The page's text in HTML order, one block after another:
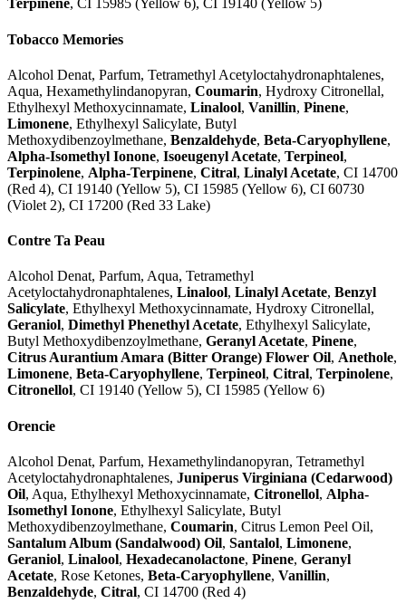
Terpinene, CI 15985 (Yellow 6), CI 19140 (Yellow 5)
Tobacco Memories
Alcohol Denat, Parfum, Tetramethyl Acetyloctahydronaphtalenes,
Aqua, Hexamethylindanopyran, Coumarin, Hydroxy Citronellal,
Ethylhexyl Methoxycinnamate, Linalool, Vanillin, Pinene,
Limonene, Ethylhexyl Salicylate, Butyl
Methoxydibenzoylmethane, Benzaldehyde, Beta-Caryophyllene,
Alpha-Isomethyl Ionone, Isoeugenyl Acetate, Terpineol,
Terpinolene, Alpha-Terpinene, Citral, Linalyl Acetate, CI 14700
(Red 4), CI 19140 (Yellow 5), CI 15985 (Yellow 6), CI 60730
(Violet 2), CI 17200 (Red 33 Lake)
Contre Ta Peau
Alcohol Denat, Parfum, Aqua, Tetramethyl
Acetyloctahydronaphtalenes, Linalool, Linalyl Acetate, Benzyl
Salicylate, Ethylhexyl Methoxycinnamate, Hydroxy Citronellal,
Geraniol, Dimethyl Phenethyl Acetate, Ethylhexyl Salicylate,
Butyl Methoxydibenzoylmethane, Geranyl Acetate, Pinene,
Citrus Aurantium Amara (Bitter Orange) Flower Oil, Anethole,
Limonene, Beta-Caryophyllene, Terpineol, Citral, Terpinolene,
Citronellol, CI 19140 (Yellow 5), CI 15985 (Yellow 6)
Orencie
Alcohol Denat, Parfum, Hexamethylindanopyran, Tetramethyl
Acetyloctahydronaphtalenes, Juniperus Virginiana (Cedarwood)
Oil, Aqua, Ethylhexyl Methoxycinnamate, Citronellol, Alpha-
Isomethyl Ionone, Ethylhexyl Salicylate, Butyl
Methoxydibenzoylmethane, Coumarin, Citrus Lemon Peel Oil,
Santalum Album (Sandalwood) Oil, Santalol, Limonene,
Geraniol, Linalool, Hexadecanolactone, Pinene, Geranyl
Acetate, Rose Ketones, Beta-Caryophyllene, Vanillin,
Benzaldehyde, Citral, CI 14700 (Red 4)